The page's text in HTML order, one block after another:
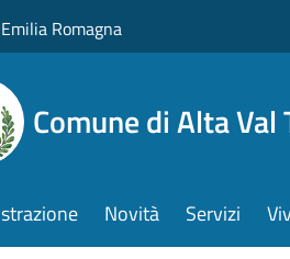
Romagna
Comune di Alta Val
Novità Servizi